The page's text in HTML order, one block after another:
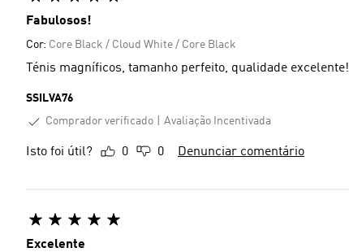
Fabulosos!
Cor: Core Black / Cloud White / Core Black
Ténis magníficos, tamanho perfeito, qualidade excelente!
SSILVA76
Comprador verificado
Avaliação Incentivada
Isto foi útil? 0 0 Denunciar comentário
Excelente